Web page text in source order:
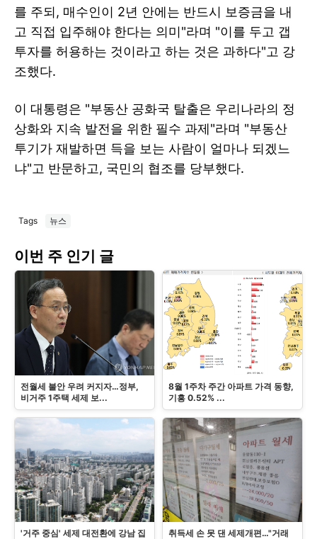
를 주되, 매수인이 2년 안에는 반드시 보증금을 내
고 직접 입주해야 한다는 의미"라며 "이를 두고 갭
투자를 허용하는 것이라고 하는 것은 과하다"고 강
조했다.
이 대통령은 "부동산 공화국 탈출은 우리나라의 정
상화와 지속 발전을 위한 필수 과제"라며 "부동산
투기가 재발하면 득을 보는 사람이 얼마나 되겠느
냐"고 반문하고, 국민의 협조를 당부했다.
Tags 뉴스
이번 주 인기 글
전월세 불안 우려 커지자…정부,
비거주 1주택 세제 보...
8월 1주차 주간 아파트 가격 동향,
기흥 0.52% ...
'거주 중심' 세제 대전환에 강남 집 취득세 손 못 댄 세제개편…"거래